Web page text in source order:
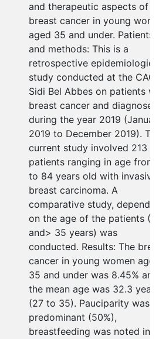
and therapeutic aspects of
breast cancer in young
aged 35 and under. Patients
and methods: This is a
retrospective
study conducted at the CAC
Sidi Bel Abbes on patients
breast cancer and diagnosed
during the year 2019
2019 to December 2019).
current study involved 213
patients ranging in age from
to 84 years old with invasive
breast carcinoma. A
comparative study,
on the age of the patients
and> 35 years) was
conducted. Results: The
cancer in young women
35 and under was 8.45% and
the mean age was 32.3 years
(27 to 35). Pauciparity was
predominant (50%),
breastfeeding was noted in